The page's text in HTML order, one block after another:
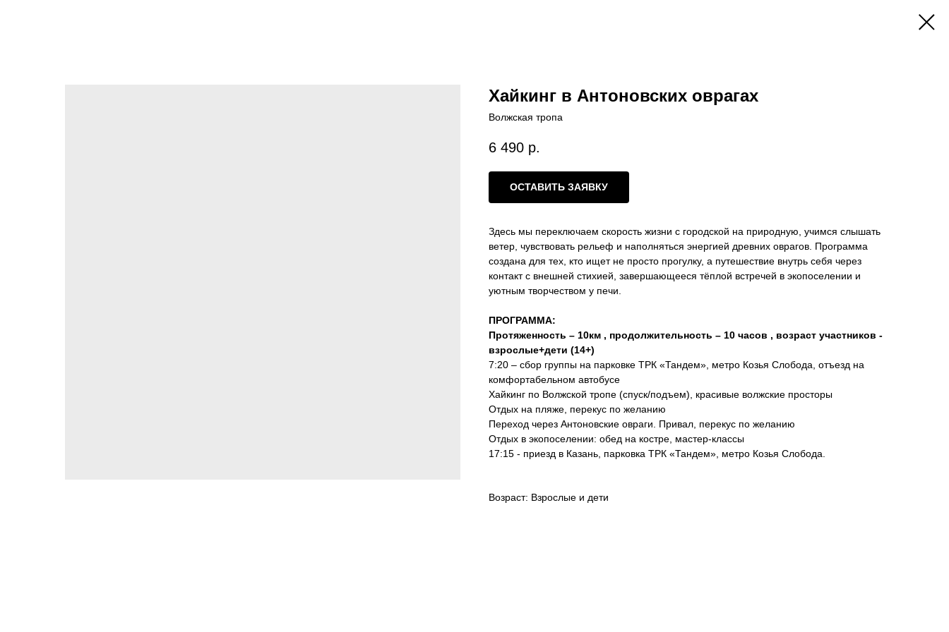
Хайкинг в Антоновских оврагах
Волжская тропа
6 490 р.
ОСТАВИТЬ ЗАЯВКУ
Здесь мы переключаем скорость жизни с городской на природную, учимся слышать
ветер, чувствовать рельеф и наполняться энергией древних оврагов. Программа
создана для тех, кто ищет не просто прогулку, а путешествие внутрь себя через
контакт с внешней стихией, завершающееся тёплой встречей в экопоселении и
уютным творчеством у печи.
ПРОГРАММА:
Протяженность – 10км , продолжительность – 10 часов , возраст участников -
взрослые+дети (14+)
7:20 – сбор группы на парковке ТРК «Тандем», метро Козья Слобода, отъезд на
комфортабельном автобусе
Хайкинг по Волжской тропе (спуск/подъем), красивые волжские просторы
Отдых на пляже, перекус по желанию
Переход через Антоновские овраги. Привал, перекус по желанию
Отдых в экопоселении: обед на костре, мастер-классы
17:15 - приезд в Казань, парковка ТРК «Тандем», метро Козья Слобода.
Возраст: Взрослые и дети